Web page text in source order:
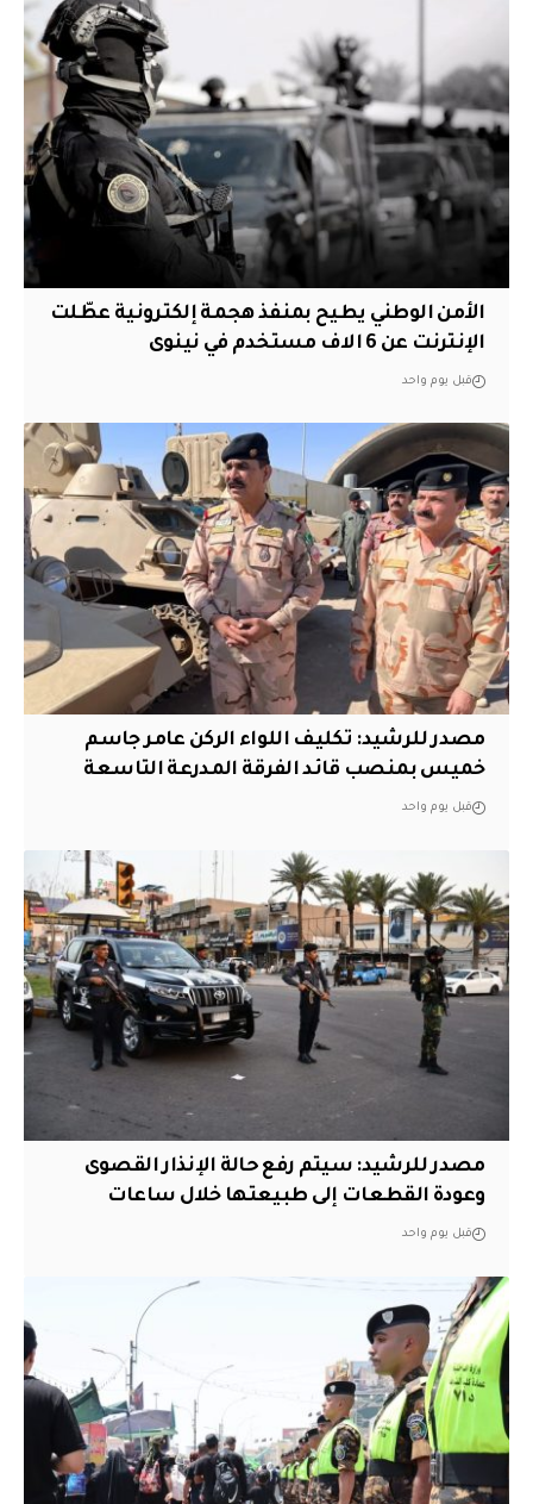
الأمن الوطني يطيح بمنفذ هجمة إلكترونية عطّلت
الإنترنت عن 6 الاف مستخدم في نينوى
قبل يوم واحد
مصدر للرشيد: تكليف اللواء الركن عامر جاسم
خميس بمنصب قائد الفرقة المدرعة التاسعة
قبل يوم واحد
مصدر للرشيد: سيتم رفع حالة الإنذار القصوى
وعودة القطعات إلى طبيعتها خلال ساعات
قبل يوم واحد